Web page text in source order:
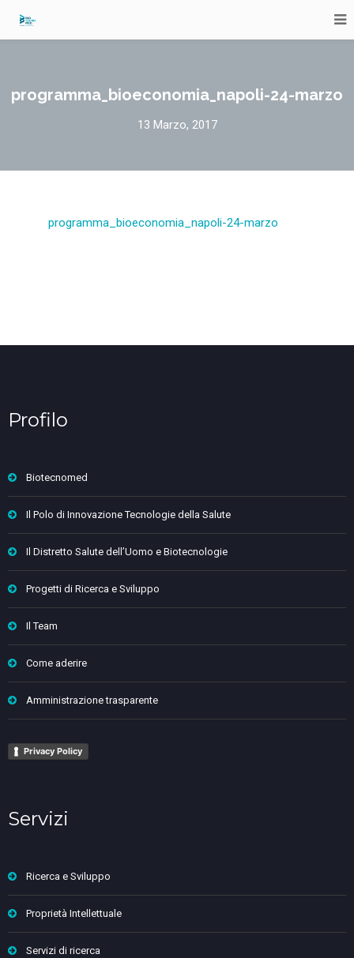
programma_bioeconomia_napoli-24-marzo
13 Marzo, 2017
programma_bioeconomia_napoli-24-marzo
Profilo
Biotecnomed
Il Polo di Innovazione Tecnologie della Salute
Il Distretto Salute dell’Uomo e Biotecnologie
Progetti di Ricerca e Sviluppo
Il Team
Come aderire
Amministrazione trasparente
Privacy Policy
Servizi
Ricerca e Sviluppo
Proprietà Intellettuale
Servizi di ricerca